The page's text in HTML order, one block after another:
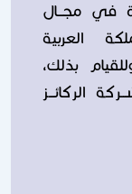
في مجـــال
العربية
بحلـــول عـــام 2030 وللقيام بذلك،
الركائـــز